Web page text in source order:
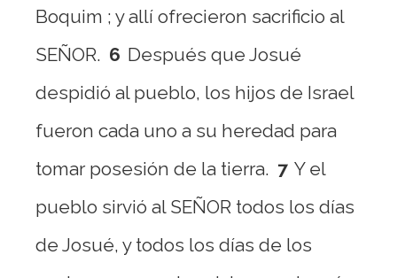
Boquim ; y allí ofrecieron sacrificio al
SEÑOR. 6 Después que Josué
despidió al pueblo, los hijos de Israel
fueron cada uno a su heredad para
tomar posesión de la tierra. 7 Y el
pueblo sirvió al SEÑOR todos los días
de Josué, y todos los días de los